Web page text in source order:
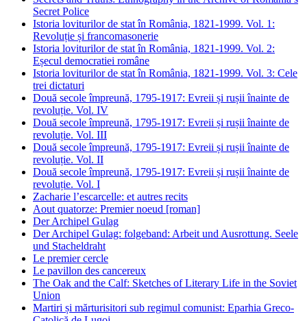
Secret Police
Istoria loviturilor de stat în România, 1821-1999. Vol. 1:
Revoluție și francomasonerie
Istoria loviturilor de stat în România, 1821-1999. Vol. 2:
Eșecul democratiei române
Istoria loviturilor de stat în România, 1821-1999. Vol. 3: Cele
trei dictaturi
Două secole împreună, 1795-1917: Evreii și rușii înainte de
revoluție. Vol. IV
Două secole împreună, 1795-1917: Evreii și rușii înainte de
revoluție. Vol. III
Două secole împreună, 1795-1917: Evreii și rușii înainte de
revoluție. Vol. II
Două secole împreună, 1795-1917: Evreii și rușii înainte de
revoluție. Vol. I
Zacharie l’escarcelle: et autres recits
Aout quatorze: Premier noeud [roman]
Der Archipel Gulag
Der Archipel Gulag: folgeband: Arbeit und Ausrottung. Seele
und Stacheldraht
Le premier cercle
Le pavillon des cancereux
The Oak and the Calf: Sketches of Literary Life in the Soviet
Union
Martiri și mărturisitori sub regimul comunist: Eparhia Greco-